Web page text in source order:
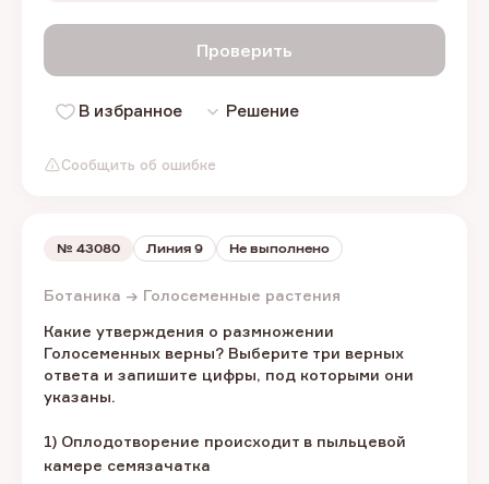
Сообщить об ошибке
Проверить
В избранное Решение
№ 43080 Линия 9 Не выполнено
Ботаника → Голосеменные растения
Какие утверждения о размножении
Голосеменных верны? Выберите три верных
ответа и запишите цифры, под которыми они
указаны.
1) Оплодотворение происходит в пыльцевой
камере семязачатка